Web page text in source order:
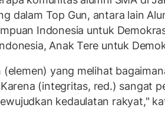
dalam Top Gun, antara lain
Indonesia untuk
Anak Tere untuk
(elemen) yang melihat
(integritas, red.) sangat
kedaulatan rakyat,"